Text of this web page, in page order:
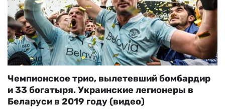
Чемпионское трио, вылетевший бомбардир
и 33 богатыря. Украинские легионеры в
Беларуси в 2019 году (видео)